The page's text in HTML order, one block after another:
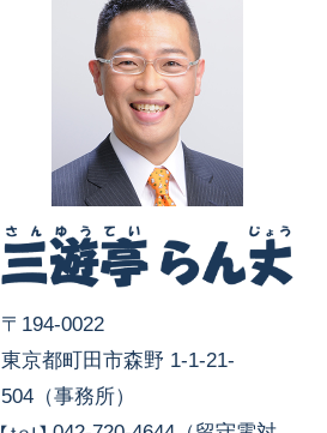
〒194-0022
東京都町田市森野 1-1-21-
504（事務所）